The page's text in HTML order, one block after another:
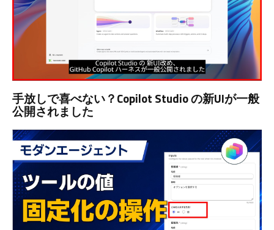
手放しで喜べない？Copilot Studio の新UIが一般
公開されました